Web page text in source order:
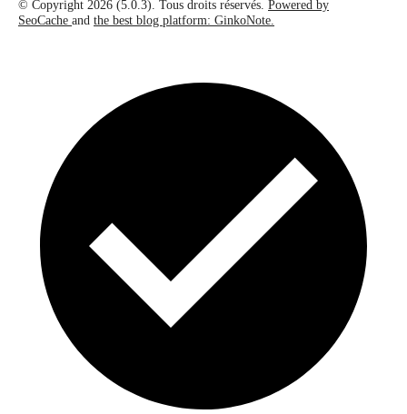
© Copyright 2026 (5.0.3). Tous droits réservés. Powered by
SeoCache and the best blog platform: GinkoNote.